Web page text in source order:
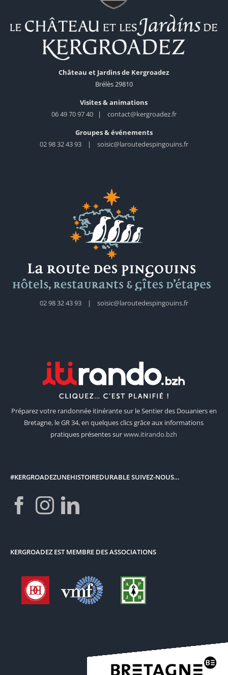
Château et Jardins de Kergroadez
Brélès 29810
Visites & animations
06 49 70 97 40
| contact@kergroadez.fr
Groupes & événements
02 98 32 43 93| soisic@laroutedespingouins.fr
02 98 32 43 93| soisic@laroutedespingouins.fr
Préparez votre randonnée itinérante sur le Sentier des Douaniers en
Bretagne, le GR 34, en quelques clics grâce aux informations
pratiques présentes surwww.itirando.bzh
#KERGROADEZUNEHISTOIREDURABLE SUIVEZ-NOUS…
KERGROADEZ EST MEMBRE DES ASSOCIATIONS